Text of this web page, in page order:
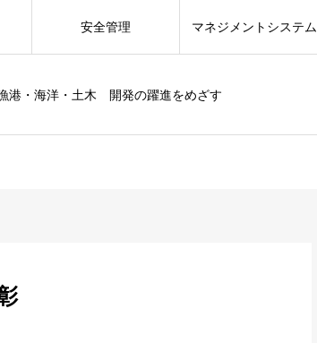
港・海洋・土木 開発の躍進をめざす
安全管理 マネジメントシステム